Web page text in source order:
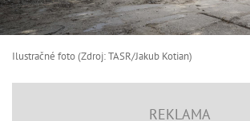
Ilustračné foto (Zdroj: TASR/Jakub Kotian)